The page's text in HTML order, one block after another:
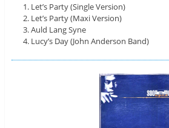
Let’s Party (Single Version)
Let’s Party (Maxi Version)
Auld Lang Syne
Lucy’s Day (John Anderson Band)